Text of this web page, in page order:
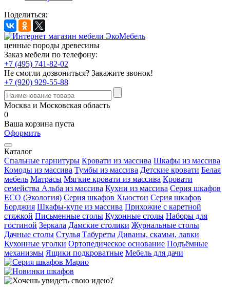
Поделиться:
ценные породы древесины
Заказ мебели по телефону:
+7 (495) 741-82-02
Не смогли дозвониться? Закажите звонок!
+7 (920) 929-55-88
Москва и Московская область
0
Ваша корзина пуста
Оформить
Каталог
Спальные гарнитуры Кровати из массива Шкафы из массива
Комоды из массива Тумбы из массива Детские кровати Белая
мебель Матрасы Мягкие кровати из массива Кровати
семейства Альба из массива Кухни из массива Серия шкафов
ECO (Экология) Серия шкафов Хьюстон Серия шкафов
Борджия Шкафы-купе из массива Прихожие с каретной
стяжкой Письменные столы Кухонные столы Наборы для
гостиной Зеркала Дамские столики Журнальные столы
Дачные столы Стулья Табуреты Диваны, скамьи, лавки
Кухонные уголки Ортопедическое основание Подъёмные
механизмы Ящики подкроватные Мебель для дачи